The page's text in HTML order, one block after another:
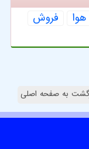
هوا
فروش
به صفحه اصلی